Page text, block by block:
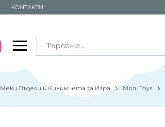
КОНТАКТИ
Меки Пъзели и Килимчета за Игра Moni Toys